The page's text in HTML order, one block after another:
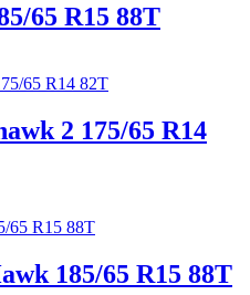
65 R15 88T
2 175/65 R14
185/65 R15 88T